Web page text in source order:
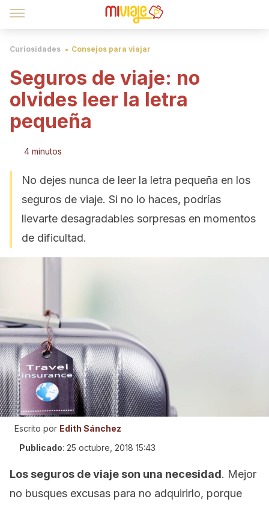
Curiosidades Consejos para viajar
Seguros de viaje: no
olvides leer la letra
pequeña
4 minutos
No dejes nunca de leer la letra pequeña en los
seguros de viaje. Si no lo haces, podrías
llevarte desagradables sorpresas en momentos
de dificultad.
Escrito por Edith Sánchez
Publicado: 25 octubre, 2018 15:43
Los seguros de viaje son una necesidad. Mejor
no busques excusas para no adquirirlo, porque